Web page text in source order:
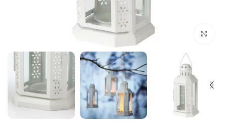
بزرگنمایی تصویر